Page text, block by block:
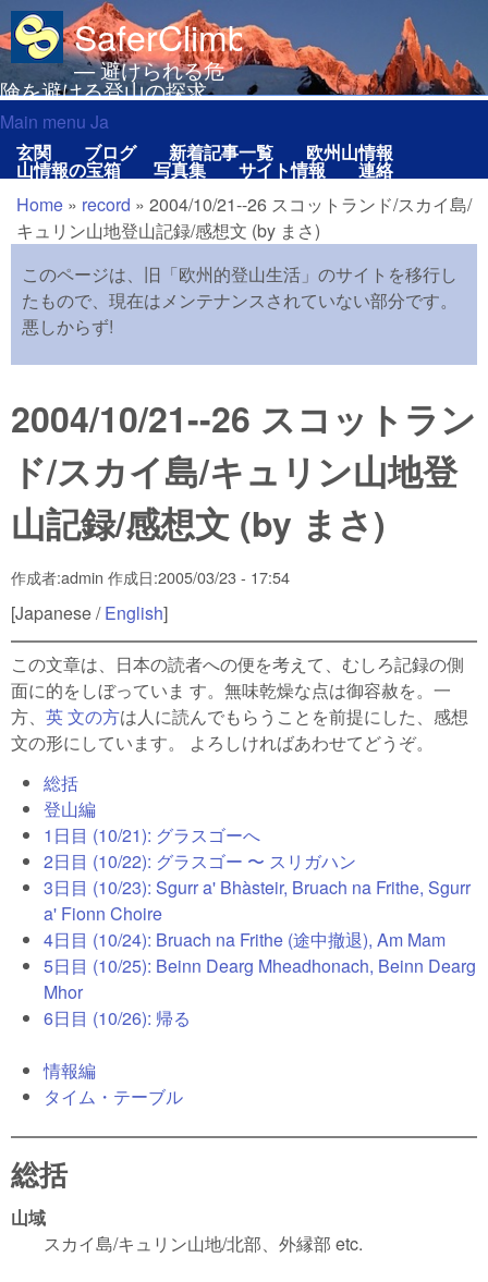
メインコンテンツに移動
SaferClimbing.org
— 避けられる危
険を避ける登山の探求
Main menu Ja
Main menu Ja
玄関
ブログ 新着記事一覧 欧州山情報
山情報の宝箱 写真集 サイト情報 連絡
現在地
Home » record » 2004/10/21--26 スコットランド/スカイ島/
キュリン山地登山記録/感想文 (by まさ)
このページは、旧「欧州的登山生活」のサイトを移行し
たもので、現在はメンテナンスされていない部分です。
悪しからず!
2004/10/21--26 スコットラン
ド/スカイ島/キュリン山地登
山記録/感想文 (by まさ)
作成者:admin 作成日:2005/03/23 - 17:54
[Japanese /English]
この文章は、日本の読者への便を考えて、むしろ記録の側
面に的をしぼっていま す。無味乾燥な点は御容赦を。一
方、 英 文の方は人に読んでもらうことを前提にした、感想
文の形にしています。 よろしければあわせてどうぞ。
総括
登山編
1日目 (10/21): グラスゴーへ
2日目 (10/22): グラスゴー 〜 スリガハン
3日目 (10/23): Sgurr a' Bhàsteir, Bruach na Frithe, Sgurr
a' Fionn Choire
4日目 (10/24): Bruach na Frithe (途中撤退), Am Mam
5日目 (10/25): Beinn Dearg Mheadhonach, Beinn Dearg
Mhor
6日目 (10/26): 帰る
情報編
タイム・テーブル
総括
山域
スカイ島/キュリン山地/北部、外縁部 etc.